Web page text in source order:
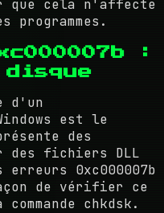
que cela n'affecte
programmes.
:
d'un
est le
des
fichiers DLL
erreurs 0xc000007b
de vérifier ce
chkdsk.